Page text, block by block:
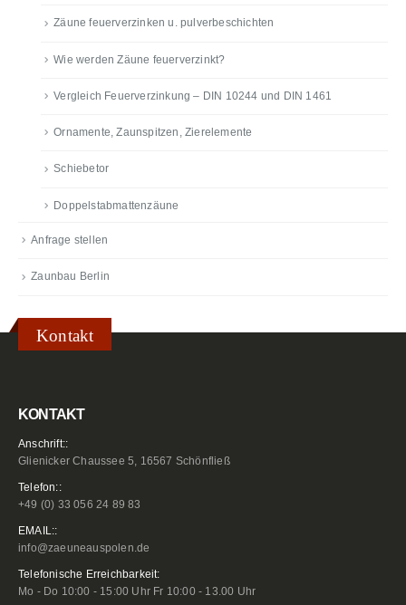
Zäune feuerverzinken u. pulverbeschichten
Wie werden Zäune feuerverzinkt?
Vergleich Feuerverzinkung – DIN 10244 und DIN 1461
Ornamente, Zaunspitzen, Zierelemente
Schiebetor
Doppelstabmattenzäune
Anfrage stellen
Zaunbau Berlin
Kontakt
KONTAKT
Anschrift::
Glienicker Chaussee 5, 16567 Schönfließ
Telefon::
+49 (0) 33 056 24 89 83
EMAIL::
info@zaeuneauspolen.de
Telefonische Erreichbarkeit:
Mo - Do 10:00 - 15:00 Uhr Fr 10:00 - 13.00 Uhr